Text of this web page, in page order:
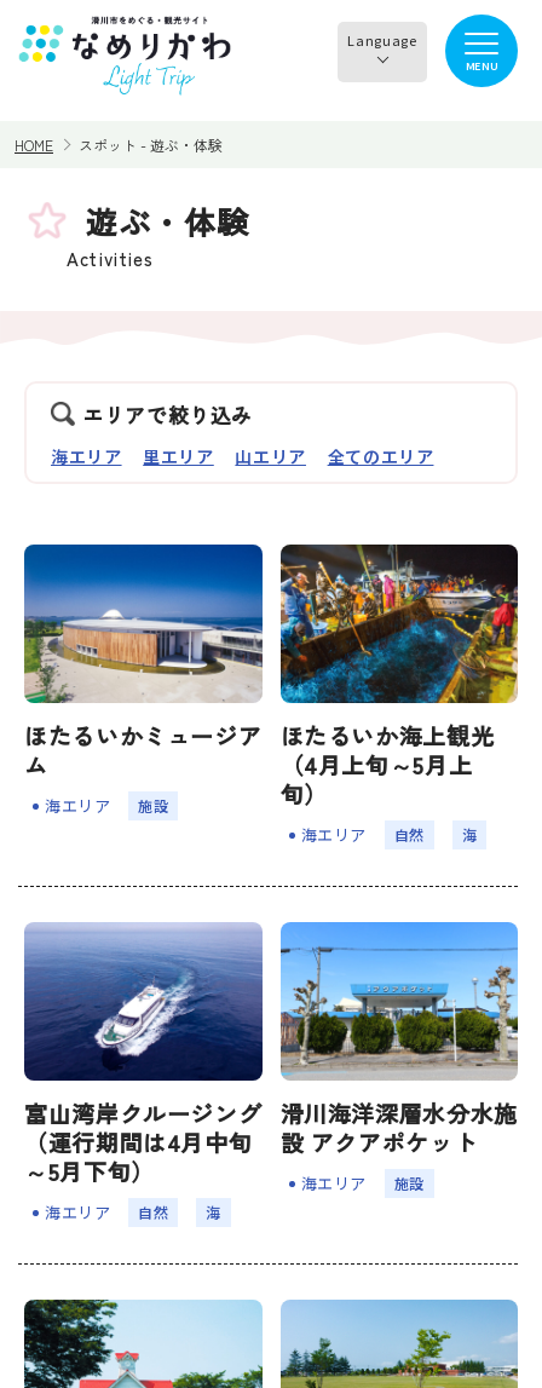
Language
MENU
見る
泊まる
イベント情報 なめりかわめぐり
リングコース
宿場町を歩こう！なめり
かわ宿場回廊
HOME
なめりかワット？
写真で見るなめりかわ
滑川とホタルイカ
なめりかわ"達人"名鑑
デジタルパンフレット
アクセス
なめりかわ観光パートナー
会員入会案内
会員紹介
滑川市観光協会について
HOME スポット - 遊ぶ・体験
遊ぶ・体験
Activities
エリアで絞り込み
海エリア 里エリア 山エリア 全てのエリア
ほたるいかミュージア
ム
海エリア 施設
ほたるいか海上観光
（4月上旬～5月上
旬）
海エリア ⾃然 海
富山湾岸クルージング
（運行期間は4月中旬
～5月下旬）
海エリア ⾃然 海
滑川海洋深層水分水施
設 アクアポケット
海エリア 施設